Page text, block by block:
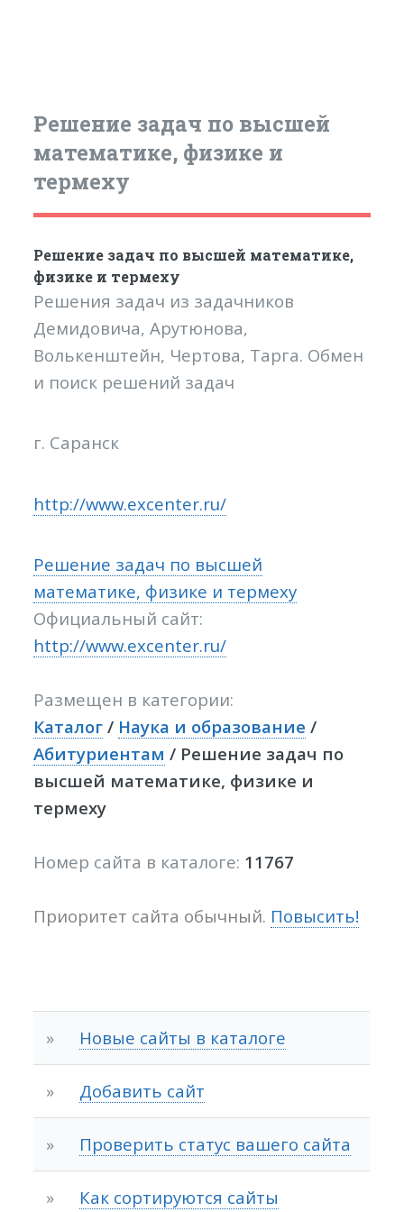
Решение задач по высшей
математике, физике и
термеху
Решение задач по высшей математике,
физике и термеху
Решения задач из задачников
Демидовича, Арутюнова,
Волькенштейн, Чертова, Тарга. Обмен
и поиск решений задач
г. Саранск
http://www.excenter.ru/
Решение задач по высшей
математике, физике и термеху
Официальный сайт:
http://www.excenter.ru/
Размещен в категории:
Каталог / Наука и образование /
Абитуриентам / Решение задач по
высшей математике, физике и
термеху
Номер сайта в каталоге: 11767
Приоритет сайта обычный. Повысить!
» Новые сайты в каталоге
» Добавить сайт
» Проверить статус вашего сайта
» Как сортируются сайты